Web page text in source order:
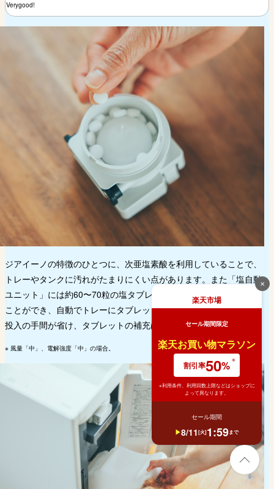
Verygood!
ジアイーノの特徴のひとつに、次亜塩素酸を利用していることで、
トレーやタンクに汚れがたまりにくい点があります。また「塩自動
ユニット」には約60〜70粒の塩タブレットを事前にセットしておく
ことができ、自動でトレーにタブレットを投入してくれます。手動
投入の手間が省け、タブレットの補充は約8ヶ月に1回※で済みます。
※ 風量「中」、電解強度「中」の場合。
✕
楽天市場
セール期間限定
楽天お買い物マラソン
割引率50%
※利用条件、利用回数上限などはショップに
よって異なります。
セール期間
8/11[火]1:59まで